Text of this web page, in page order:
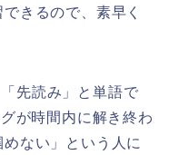
きるので、素早く
先読み」と単語で
が時間内に解き終わ
ない」という人に